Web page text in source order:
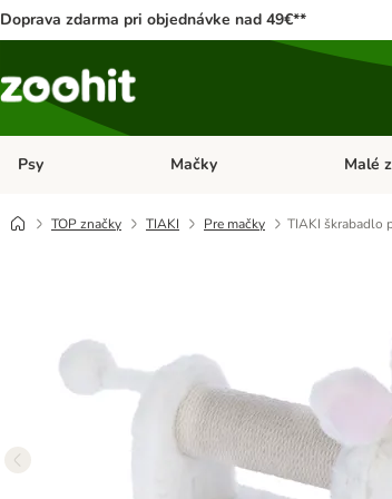
Doprava zdarma pri objednávke nad 49€**
Psy Otvoriť menu: Psy
Mačky Otvoriť
Malé
TOP značky TIAKI Pre mačky TIAKI škrabadlo